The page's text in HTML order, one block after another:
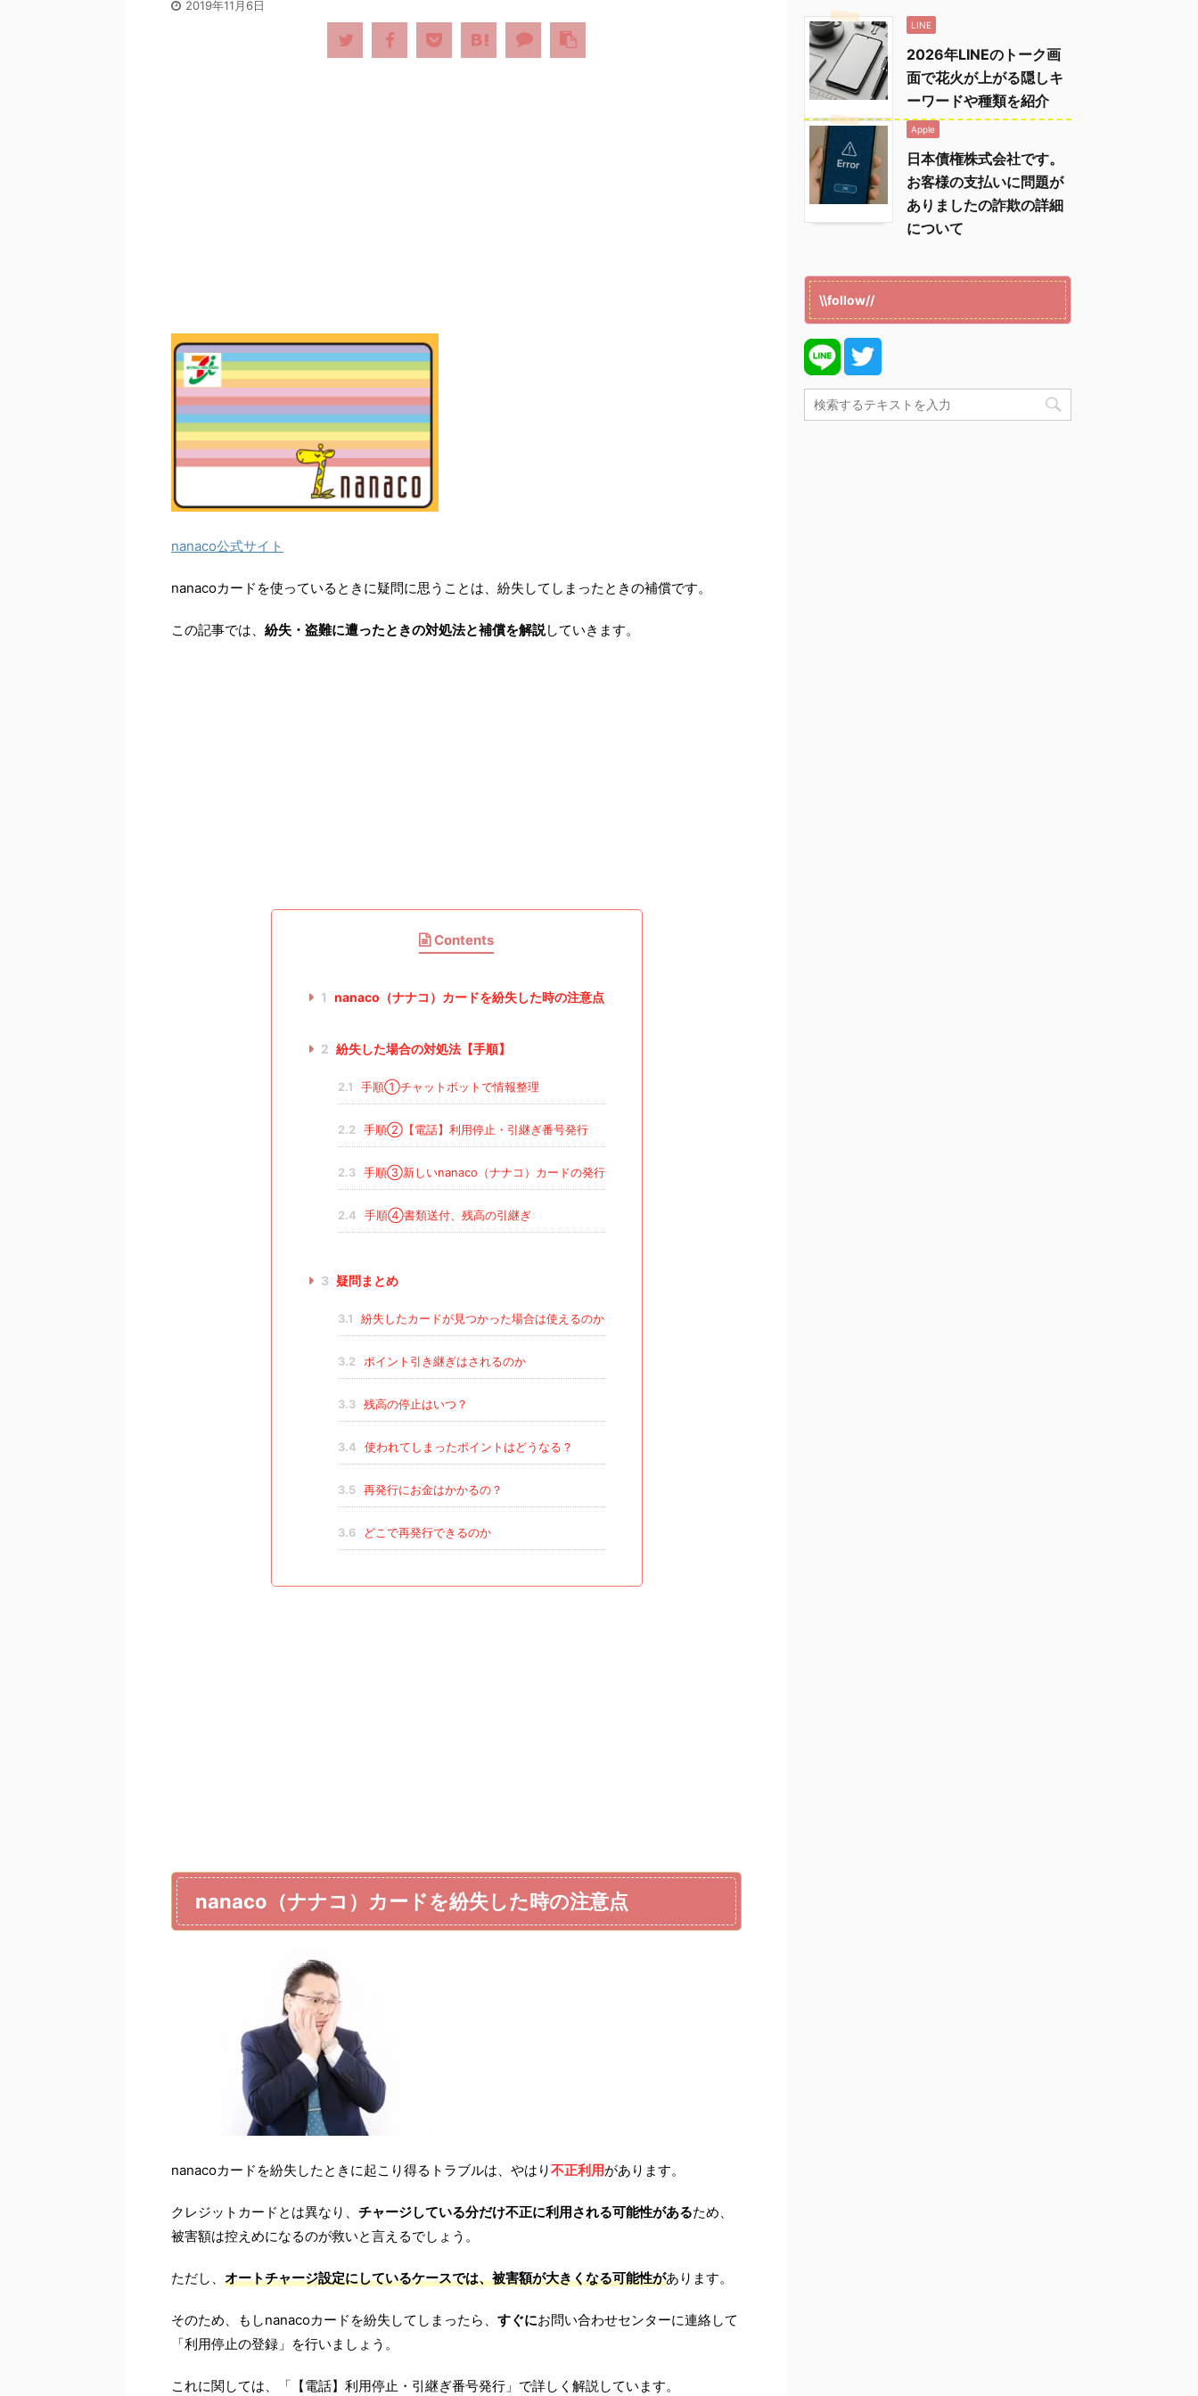
2019年11月6日
nanaco公式サイト
nanacoカードを使っているときに疑問に思うことは、紛失してしまったときの補償です。
この記事では、 紛失・盗難に遭ったときの対処法と補償を解説していきます。
Contents
1 nanaco（ナナコ）カードを紛失した時の注意点
2 紛失した場合の対処法【手順】
2.1 手順①チャットボットで情報整理
2.2 手順②【電話】利用停止・引継ぎ番号発行
2.3 手順③新しいnanaco（ナナコ）カードの発行
2.4 手順④書類送付、残高の引継ぎ
3 疑問まとめ
3.1 紛失したカードが見つかった場合は使えるのか
3.2 ポイント引き継ぎはされるのか
3.3 残高の停止はいつ？
3.4 使われてしまったポイントはどうなる？
3.5 再発行にお金はかかるの？
3.6 どこで再発行できるのか
nanaco（ナナコ）カードを紛失した時の注意点
nanacoカードを紛失したときに起こり得るトラブルは、やはり不正利用があります。
クレジットカードとは異なり、 チャージしている分だけ不正に利用される可能性があるため、
被害額は控えめになるのが救いと言えるでしょう。
ただし、 オートチャージ設定にしているケースでは、被害額が大きくなる可能性があります。
そのため、もしnanacoカードを紛失してしまったら、 すぐにお問い合わせセンターに連絡して
「利用停止の登録」を行いましょう。
これに関しては、「【電話】利用停止・引継ぎ番号発行」で詳しく解説しています。
LINE
2026年LINEのトーク画
面で花火が上がる隠しキ
ーワードや種類を紹介
Apple
日本債権株式会社です。
お客様の支払いに問題が
ありましたの詐欺の詳細
について
\\follow//